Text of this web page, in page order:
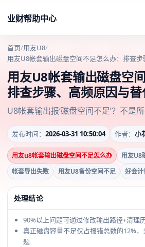
业财帮助中心
首页/用友U8/
用友U8帐套输出磁盘空间不足怎么办：排查
用友U8帐套输出磁盘空
排查步骤、高频原因与
U8帐套输出报‘磁盘空间不足’？不是
发布时间： 2026-03-31 10:50:04 作者： 小
用友u8帐套输出磁盘空间不足怎么办
用友U8
帐套导出失败
用友U8备份空间不足 好会
处理结论
90%以上问题可通过修改输出路径+清理
真正磁盘容量不足仅占报错总数的12%
题